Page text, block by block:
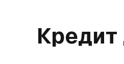
Кредит